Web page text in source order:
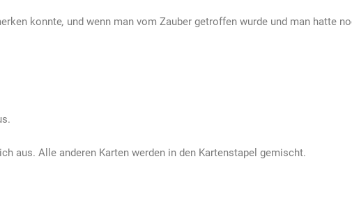
konnte, und wenn man vom Zauber getroffen wurde und man hatte
aus. Alle anderen Karten werden in den Kartenstapel gemischt.